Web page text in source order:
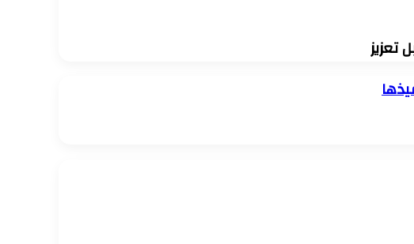
تعزيز